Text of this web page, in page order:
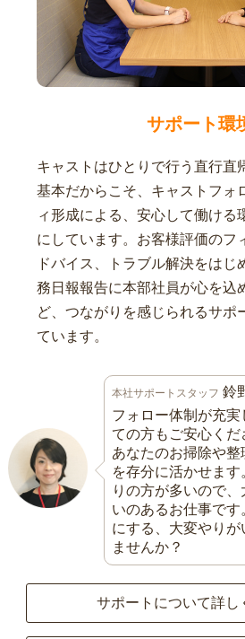
サポート環
キャストはひとりで行う直行直
基本だからこそ、キャストフォ
ィ形成による、安心して働ける
にしています。お客様評価のフ
ドバイス、トラブル解決をはじ
務日報報告に本部社員が心を込
ど、つながりを感じられるサポ
ています。
本社サポートスタッフ 鈴
フォロー体制が充
ての方もご安心くだ
あなたのお掃除や
を存分に活かせま
りの方が多いので
いのあるお仕事で
にする、大変やり
ませんか？
サポートについて詳し